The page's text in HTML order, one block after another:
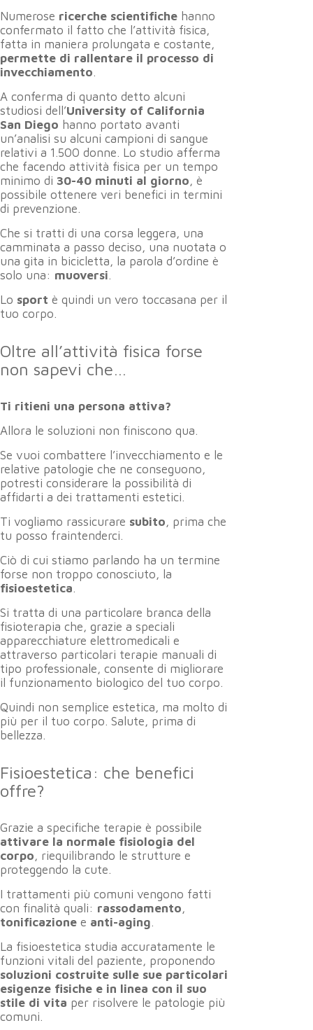
Numerose ricerche scientifiche hanno
confermato il fatto che l’attività fisica,
fatta in maniera prolungata e costante,
permette di rallentare il processo di
invecchiamento.
A conferma di quanto detto alcuni
studiosi dell’University of California
San Diego hanno portato avanti
un’analisi su alcuni campioni di sangue
relativi a 1.500 donne. Lo studio afferma
che facendo attività fisica per un tempo
minimo di 30-40 minuti al giorno, è
possibile ottenere veri benefici in termini
di prevenzione.
Che si tratti di una corsa leggera, una
camminata a passo deciso, una nuotata o
una gita in bicicletta, la parola d’ordine è
solo una: muoversi.
Lo sport è quindi un vero toccasana per il
tuo corpo.
Oltre all’attività fisica forse
non sapevi che…
Ti ritieni una persona attiva?
Allora le soluzioni non finiscono qua.
Se vuoi combattere l’invecchiamento e le
relative patologie che ne conseguono,
potresti considerare la possibilità di
affidarti a dei trattamenti estetici.
Ti vogliamo rassicurare subito, prima che
tu posso fraintenderci.
Ciò di cui stiamo parlando ha un termine
forse non troppo conosciuto, la
fisioestetica.
Si tratta di una particolare branca della
fisioterapia che, grazie a speciali
apparecchiature elettromedicali e
attraverso particolari terapie manuali di
tipo professionale, consente di migliorare
il funzionamento biologico del tuo corpo.
Quindi non semplice estetica, ma molto di
più per il tuo corpo. Salute, prima di
bellezza.
Fisioestetica: che benefici
offre?
Grazie a specifiche terapie è possibile
attivare la normale fisiologia del
corpo, riequilibrando le strutture e
proteggendo la cute.
I trattamenti più comuni vengono fatti
con finalità quali: rassodamento,
tonificazione e anti-aging.
La fisioestetica studia accuratamente le
funzioni vitali del paziente, proponendo
soluzioni costruite sulle sue particolari
esigenze fisiche e in linea con il suo
stile di vita per risolvere le patologie più
comuni.